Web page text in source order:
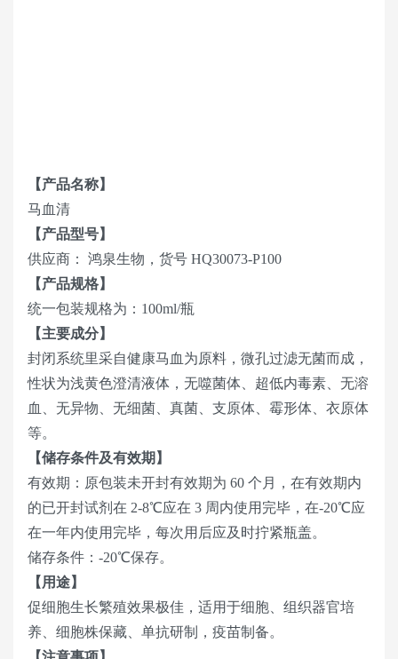
【产品名称】
马血清
【产品型号】
供应商： 鸿泉生物，货号 HQ30073-P100
【产品规格】
统一包装规格为：100ml/瓶
【主要成分】
封闭系统里采自健康马血为原料，微孔过滤无菌而成，
性状为浅黄色澄清液体，无噬菌体、超低内毒素、无溶
血、无异物、无细菌、真菌、支原体、霉形体、衣原体
等。
【储存条件及有效期】
有效期：原包装未开封有效期为 60 个月，在有效期内
的已开封试剂在 2-8℃应在 3 周内使用完毕，在-20℃应
在一年内使用完毕，每次用后应及时拧紧瓶盖。
储存条件：-20℃保存。
【用途】
促细胞生长繁殖效果极佳，适用于细胞、组织器官培
养、细胞株保藏、单抗研制，疫苗制备。